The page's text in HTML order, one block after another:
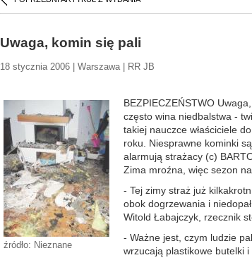
Uwaga, komin się pali
18 stycznia 2006 | Warszawa | RR JB
źródło: Nieznane
BEZPIECZEŃSTWO
często wina niedbalstwa -
takiej nauczce właściciele
roku. Niesprawne kominki
alarmują strażacy (c)
Zima mroźna, więc sezon
- Tej zimy straż już
obok dogrzewania i
Witold Łabajczyk, rzecznik
- Ważne jest, czym ludzie
wrzucają plastikowe butelki i